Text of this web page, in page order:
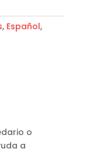
, Español,
o
a